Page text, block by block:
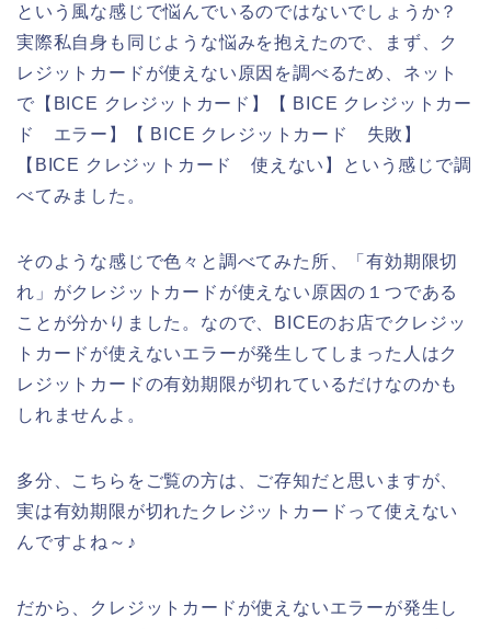
という風な感じで悩んでいるのではないでしょうか？
実際私自身も同じような悩みを抱えたので、まず、ク
レジットカードが使えない原因を調べるため、ネット
で【BICE クレジットカード】【 BICE クレジットカー
ド エラー】【 BICE クレジットカード 失敗】
【BICE クレジットカード 使えない】という感じで調
べてみました。
そのような感じで色々と調べてみた所、「有効期限切
れ」がクレジットカードが使えない原因の１つである
ことが分かりました。なので、BICEのお店でクレジッ
トカードが使えないエラーが発生してしまった人はク
レジットカードの有効期限が切れているだけなのかも
しれませんよ。
多分、こちらをご覧の方は、ご存知だと思いますが、
実は有効期限が切れたクレジットカードって使えない
んですよね～♪
だから、クレジットカードが使えないエラーが発生し